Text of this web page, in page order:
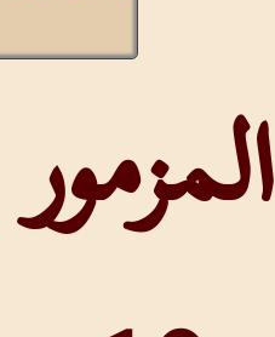
المزمور